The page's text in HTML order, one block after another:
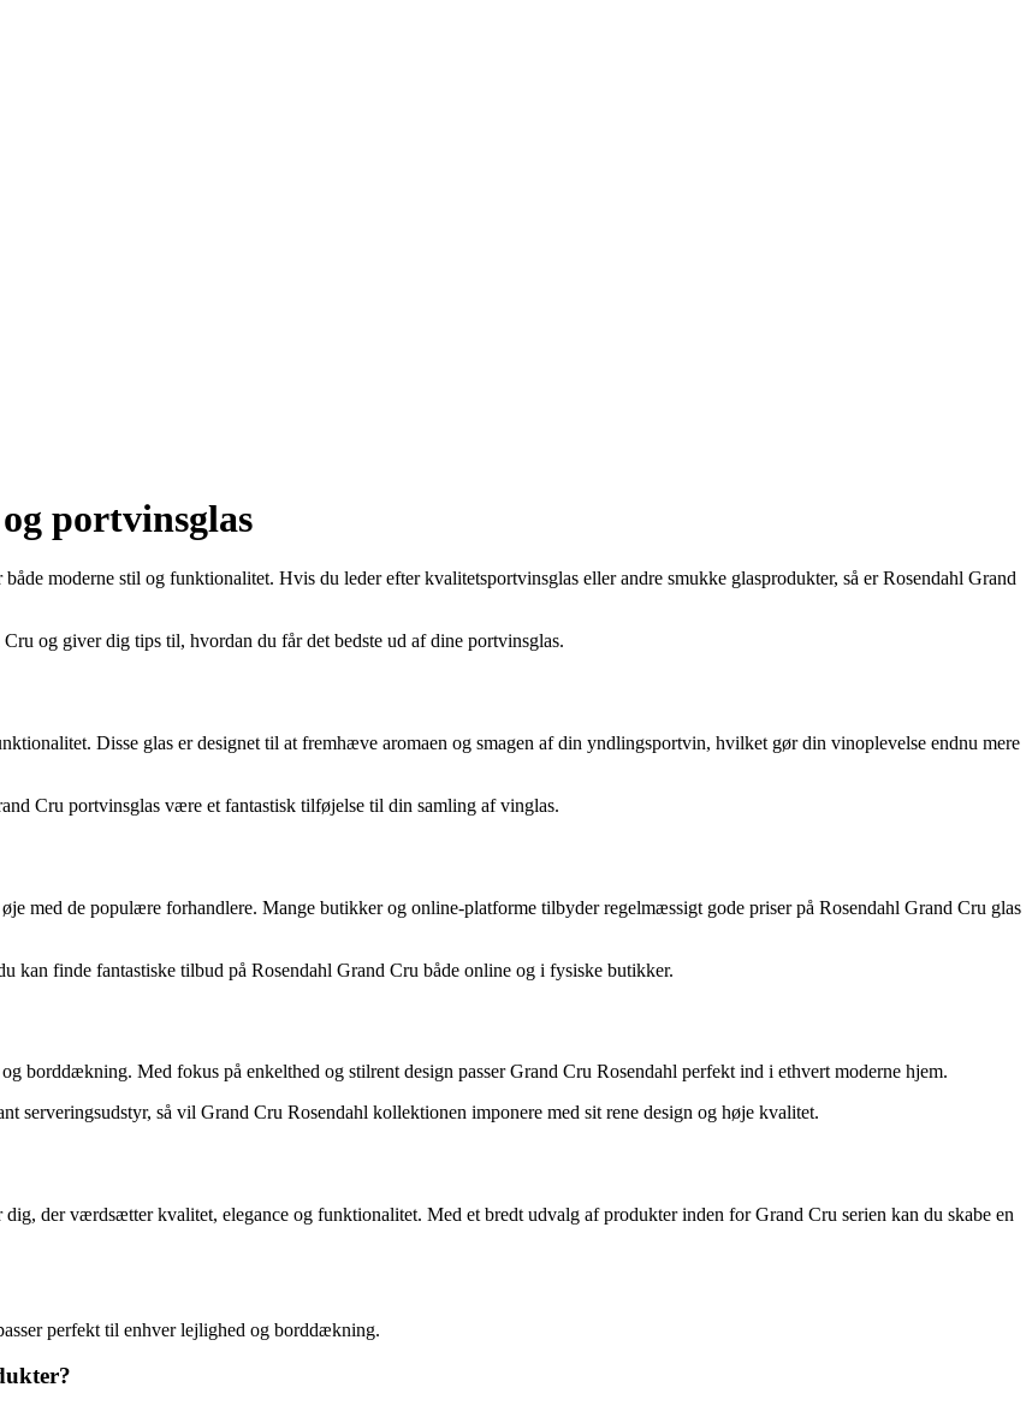
portvinsglas
moderne stil og funktionalitet. Hvis du leder efter kvalitetsportvinsglas eller andre smukke glasprodukter, så er Rosendahl Grand
og giver dig tips til, hvordan du får det bedste ud af dine portvinsglas.
Disse glas er designet til at fremhæve aromaen og smagen af din yndlingsportvin, hvilket gør din vinoplevelse endnu mere
Cru portvinsglas være et fantastisk tilføjelse til din samling af vinglas.
med de populære forhandlere. Mange butikker og online-platforme tilbyder regelmæssigt gode priser på Rosendahl Grand Cru glas
kan finde fantastiske tilbud på Rosendahl Grand Cru både online og i fysiske butikker.
borddækning. Med fokus på enkelthed og stilrent design passer Grand Cru Rosendahl perfekt ind i ethvert moderne hjem.
serveringsudstyr, så vil Grand Cru Rosendahl kollektionen imponere med sit rene design og høje kvalitet.
der værdsætter kvalitet, elegance og funktionalitet. Med et bredt udvalg af produkter inden for Grand Cru serien kan du skabe en
perfekt til enhver lejlighed og borddækning.